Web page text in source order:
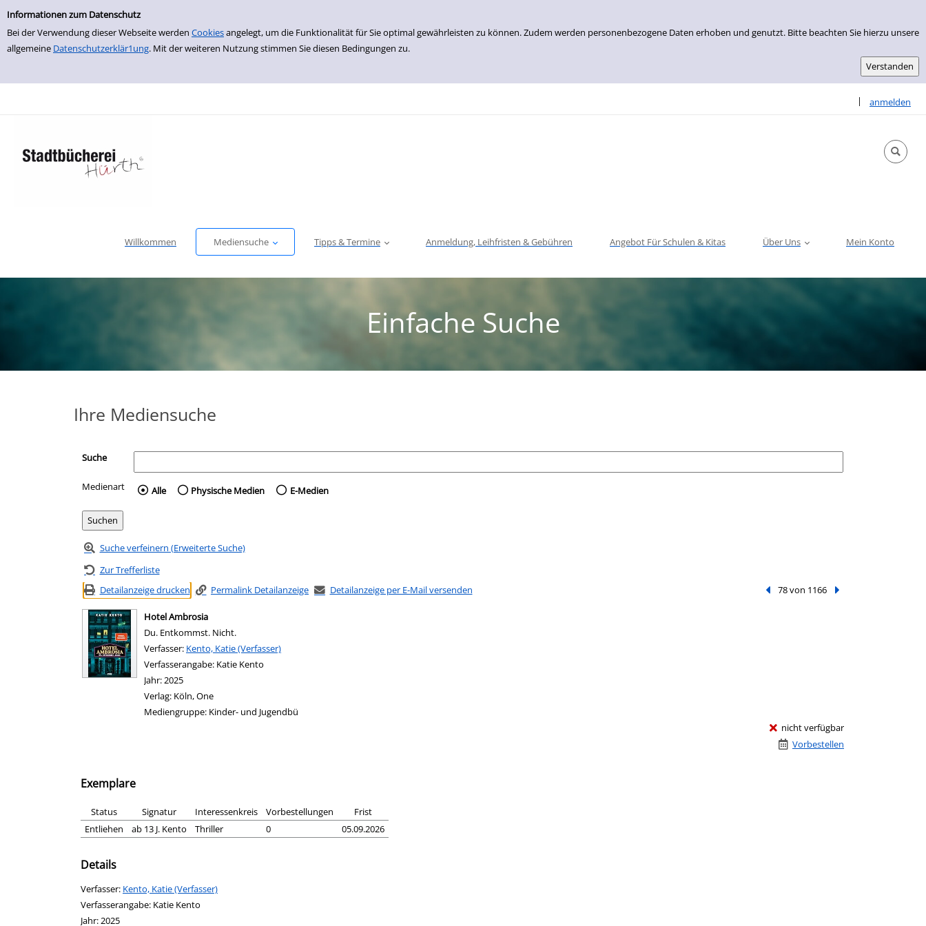
Einfache Suche
Informationen zum Datenschutz
Bei der Verwendung dieser Webseite werden Cookiesangelegt, um die Funktionalität für Sie optimal gewährleisten zu können. Zudem werden personenbezogene Daten erhoben und genutzt. Bitte beachten Sie hierzu unsere
allgemeine Datenschutzerklär1ung. Mit der weiteren Nutzung stimmen Sie diesen Bedingungen zu.
zur Navigation springen
zum Inhalt springen
Zur Detailanzeige springen
| anmelden
Sprache
Willkommen Mediensuche Tipps & Termine Anmeldung, Leihfristen & Gebühren Angebot Für Schulen & Kitas Über Uns Mein Konto
Einfache Suche
Ihre Mediensuche
Suche
Medienart Wählen Sie die Medienart nach der Sie suchen wollen.
Alle Physische Medien E-Medien
Suche verfeinern (Erweiterte Suche)
Zur Trefferliste
Detailanzeige drucken
Permalink Detailanzeige Detailanzeige per E-Mail versenden Vorheriger Treffer
78 von 1166 Nächster Treffer
Hotel Ambrosia
Du. Entkommst. Nicht.
Verfasser: Suche nach diesem Verfasser
Kento, Katie (Verfasser)
Verfasserangabe: Katie Kento
Jahr:2025
Verlag: Köln, One
Mediengruppe: Kinder- und Jugendbü
nicht verfügbar
Vorbestellen
Exemplare
Status Signatur Interessenkreis Vorbestellungen
Frist
Entliehen
ab 13 J. Kento Thriller 0 05.09.2026
Details
Verfasser: Suche nach diesem Verfasser
Kento, Katie (Verfasser)
Verfasserangabe: Katie Kento
Jahr:2025